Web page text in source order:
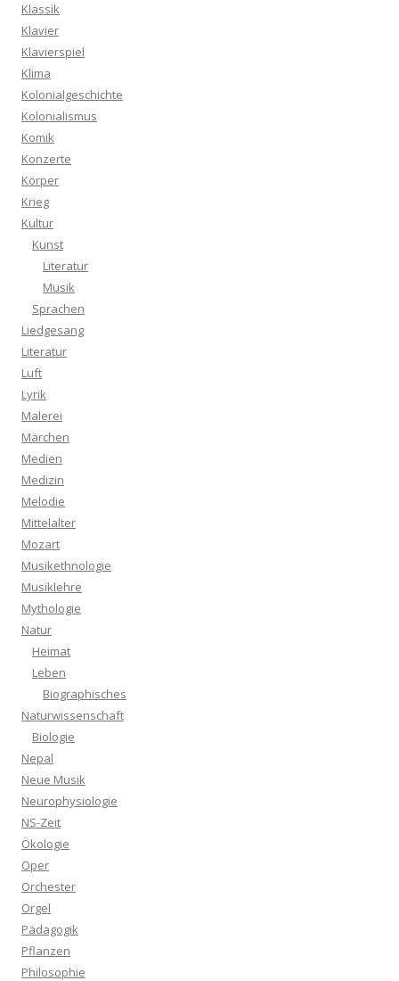
Klassik
Klavier
Klavierspiel
Klima
Kolonialgeschichte
Kolonialismus
Komik
Konzerte
Körper
Krieg
Kultur
Kunst
Literatur
Musik
Sprachen
Liedgesang
Literatur
Luft
Lyrik
Malerei
Märchen
Medien
Medizin
Melodie
Mittelalter
Mozart
Musikethnologie
Musiklehre
Mythologie
Natur
Heimat
Leben
Biographisches
Naturwissenschaft
Biologie
Nepal
Neue Musik
Neurophysiologie
NS-Zeit
Ökologie
Oper
Orchester
Orgel
Pädagogik
Pflanzen
Philosophie